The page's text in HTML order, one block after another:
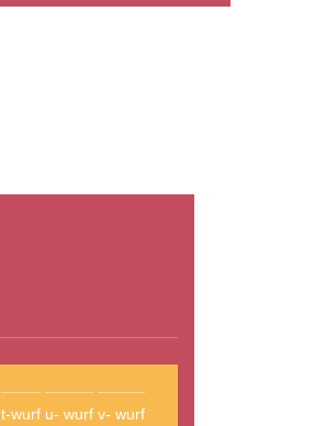
t-wurf u- wurf v- wurf